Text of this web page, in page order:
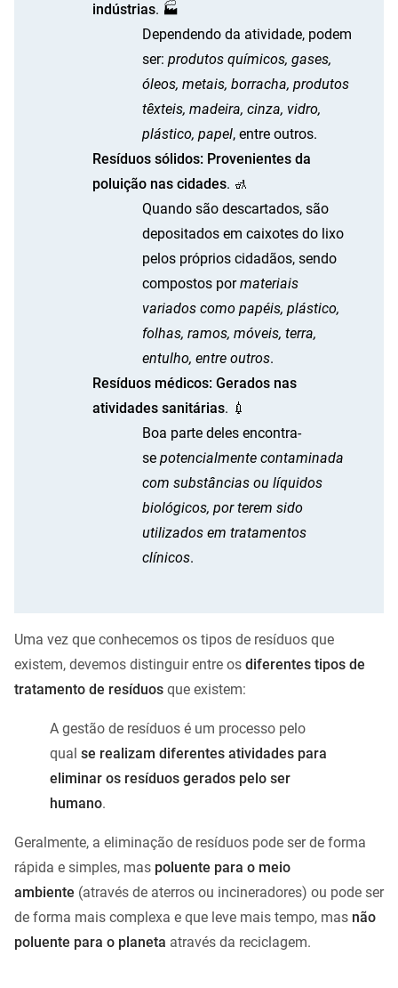
indústrias. 🏭
Dependendo da atividade, podem
ser: produtos químicos, gases,
óleos, metais, borracha, produtos
têxteis, madeira, cinza, vidro,
plástico, papel, entre outros.
Resíduos sólidos: Provenientes da
poluição nas cidades. 🚮
Quando são descartados, são
depositados em caixotes do lixo
pelos próprios cidadãos, sendo
compostos pormateriais
variados como papéis, plástico,
folhas, ramos, móveis, terra,
entulho, entre outros.
Resíduos médicos: Gerados nas
atividades sanitárias. 💉
Boa parte deles encontra-
se potencialmente contaminada
com substâncias ou líquidos
biológicos, por terem sido
utilizados em tratamentos
clínicos.
Uma vez que conhecemos os tipos de resíduos que
existem, devemos distinguir entre os diferentes tipos de
tratamento de resíduos que existem:
A gestão de resíduos é um processo pelo
qual se realizam diferentes atividades para
eliminar os resíduos gerados pelo ser
humano.
Geralmente, a eliminação de resíduos pode ser de forma
rápida e simples, mas poluente para o meio
ambiente (através de aterros ou incineradores) ou pode ser
de forma mais complexa e que leve mais tempo, mas não
poluente para o planeta através da reciclagem.